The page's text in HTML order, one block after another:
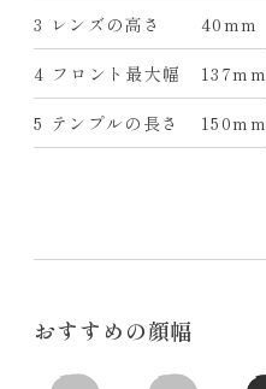
3 レンズの高さ 40mm
4 フロント最大幅 137mm
5 テンプルの長さ 150mm
おすすめの顔幅